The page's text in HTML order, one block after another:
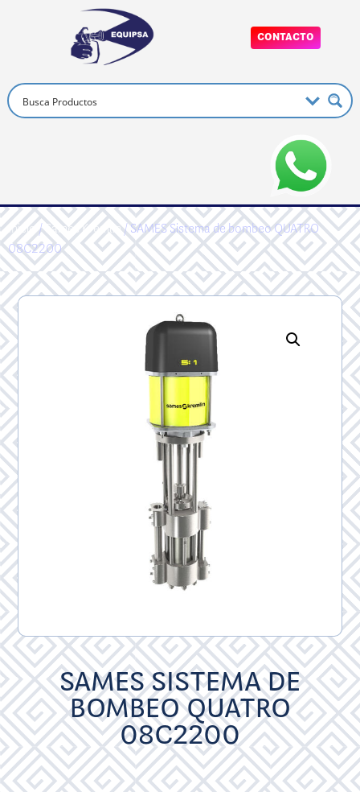
CONTACTO
Inicio/Sames Kremlin/ SAMES Sistema de bombeo QUATRO
08C2200
SAMES SISTEMA DE
BOMBEO QUATRO
08C2200